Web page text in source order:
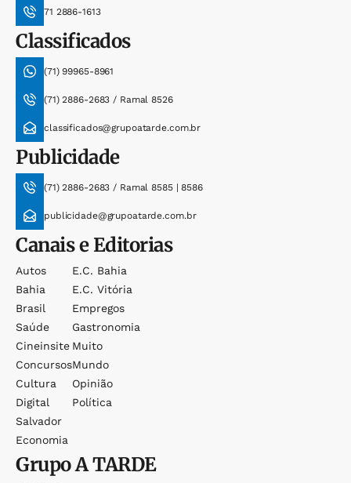
71 2886-1613
Classificados
(71) 99965-8961
(71) 2886-2683 / Ramal 8526
classificados@grupoatarde.com.br
Publicidade
(71) 2886-2683 / Ramal 8585 | 8586
publicidade@grupoatarde.com.br
Canais e Editorias
Autos
Bahia
Brasil
Saúde
Cineinsite
Concursos
Cultura
Digital
Salvador
Economia
E.c. Bahia
E.c. Vitória
Empregos
Gastronomia
Muito
Mundo
Opinião
Política
GrupoA TARDE